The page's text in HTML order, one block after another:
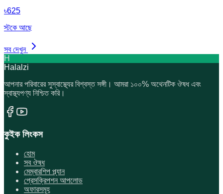
৳625
স্টকে আছে
সব দেখুন
H
Halalzi
আপনার পরিবারের সুস্বাস্থ্যের বিশ্বস্ত সঙ্গী। আমরা ১০০% অথেনটিক ঔষধ এবং
স্বাস্থ্যপণ্য নিশ্চিত করি।
কুইক লিংকস
হোম
সব ঔষধ
মেম্বারশিপ প্ল্যান
প্রেসক্রিপশন আপলোড
অফারসমূহ